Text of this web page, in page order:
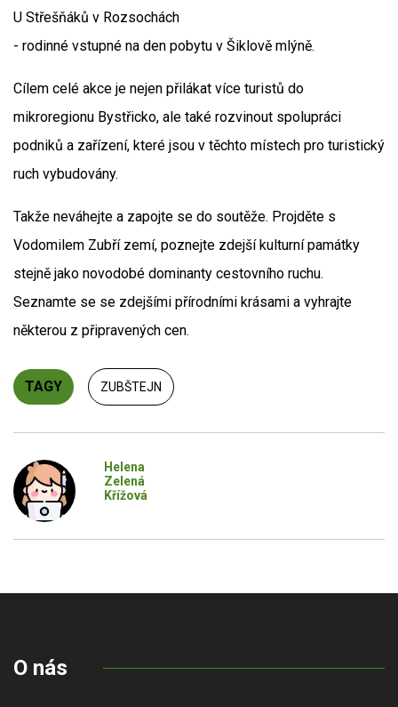
U Střešňáků v Rozsochách
- rodinné vstupné na den pobytu v Šiklově mlýně.
Cílem celé akce je nejen přilákat více turistů do
mikroregionu Bystřicko, ale také rozvinout spolupráci
podniků a zařízení, které jsou v těchto místech pro turistický
ruch vybudovány.
Takže neváhejte a zapojte se do soutěže. Projděte s
Vodomilem Zubří zemí, poznejte zdejší kulturní památky
stejně jako novodobé dominanty cestovního ruchu.
Seznamte se se zdejšími přírodními krásami a vyhrajte
některou z připravených cen.
TAGY ZUBŠTEJN
Helena
Zelená
Křížová
O nás